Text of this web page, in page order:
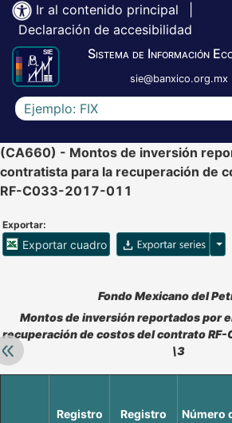
Ir al contenido principal
Declaración de accesibilidad
Sistema de Información
sie@banxico.org.mx
Escriba el texto a buscar
(CA660) - Montos de inversión
contratista para la recuperación de
RF-C033-2017-011
Exportar:
Exportar cuadro
Retroceder:
Accesibilidad de Cuadros Analíticos,
Fondo Mexicano del
Montos de inversión reportados por
recuperación de costos del contrato
\3
Registro
Registro
Número